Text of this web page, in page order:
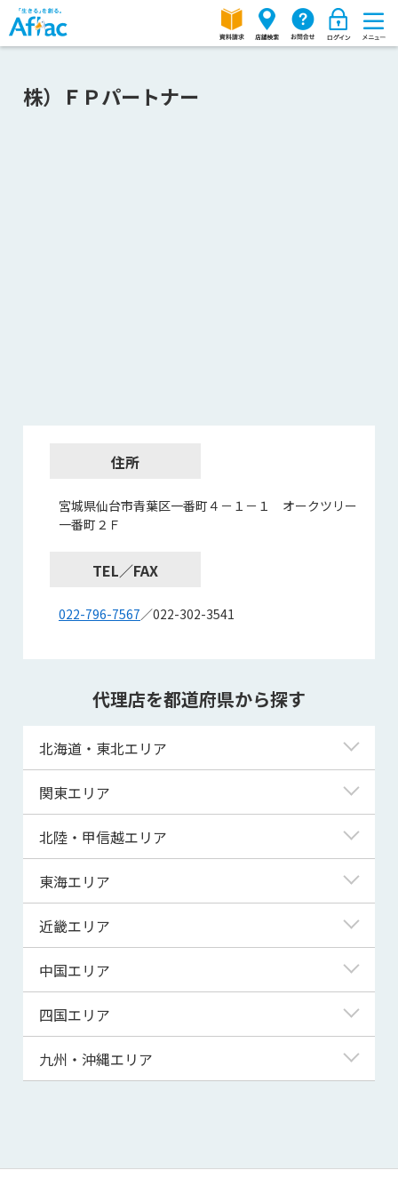
株）ＦＰパートナー
住所
宮城県仙台市青葉区一番町４－１－１ オークツリー
一番町２Ｆ
TEL／FAX
022-796-7567／022-302-3541
代理店を都道府県から探す
北海道・東北エリア
北海道
青森県
宮城県
秋田県
山形県
関東エリア
東京都
神奈川県
埼玉県
千葉県
茨城県
群馬県
北陸・甲信越エリア
新潟県
富山県
福井県
山梨県
長野県
東海エリア
岐阜県
静岡県
三重県
近畿エリア
滋賀県
京都府
大阪府
兵庫県
和歌山県
中国エリア
鳥取県
島根県
山口県
四国エリア
徳島県
高知県
九州・沖縄エリア